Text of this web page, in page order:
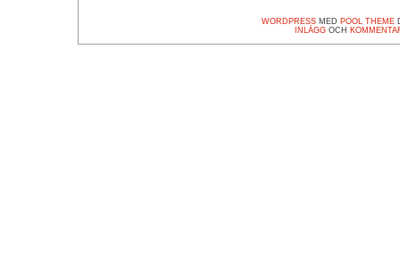
WORDPRESSMED POOL THEME
INLÄGGOCH